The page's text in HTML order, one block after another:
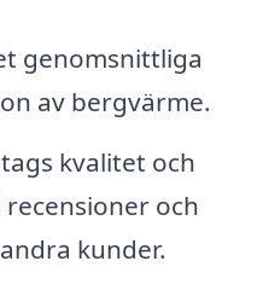
genomsnittliga
av bergvärme.
kvalitet och
och
kunder.